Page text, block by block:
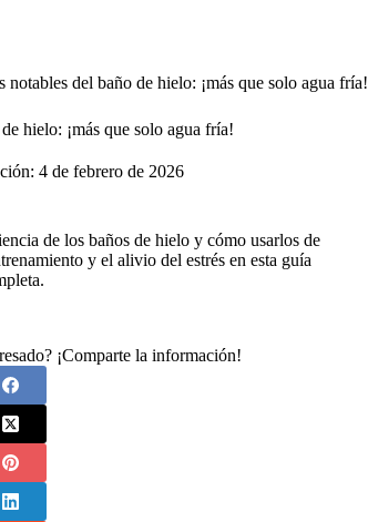
notables del baño de hielo: ¡más que solo agua fría!
hielo: ¡más que solo agua fría!
4 de febrero de 2026
de los baños de hielo y cómo usarlos de
y el alivio del estrés en esta guía
¡Comparte la información!